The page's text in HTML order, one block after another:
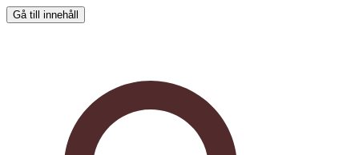
Gå till innehåll